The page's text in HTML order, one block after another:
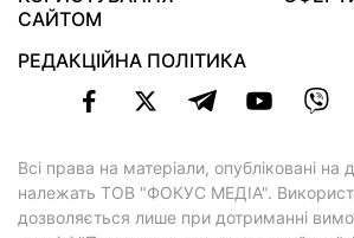
САЙТОМ
РЕДАКЦІЙНА ПОЛІТИКА
Всі права на матеріали, опубліковані на
належать ТОВ "ФОКУС МЕДІА".
дозволяється лише при дотриманні